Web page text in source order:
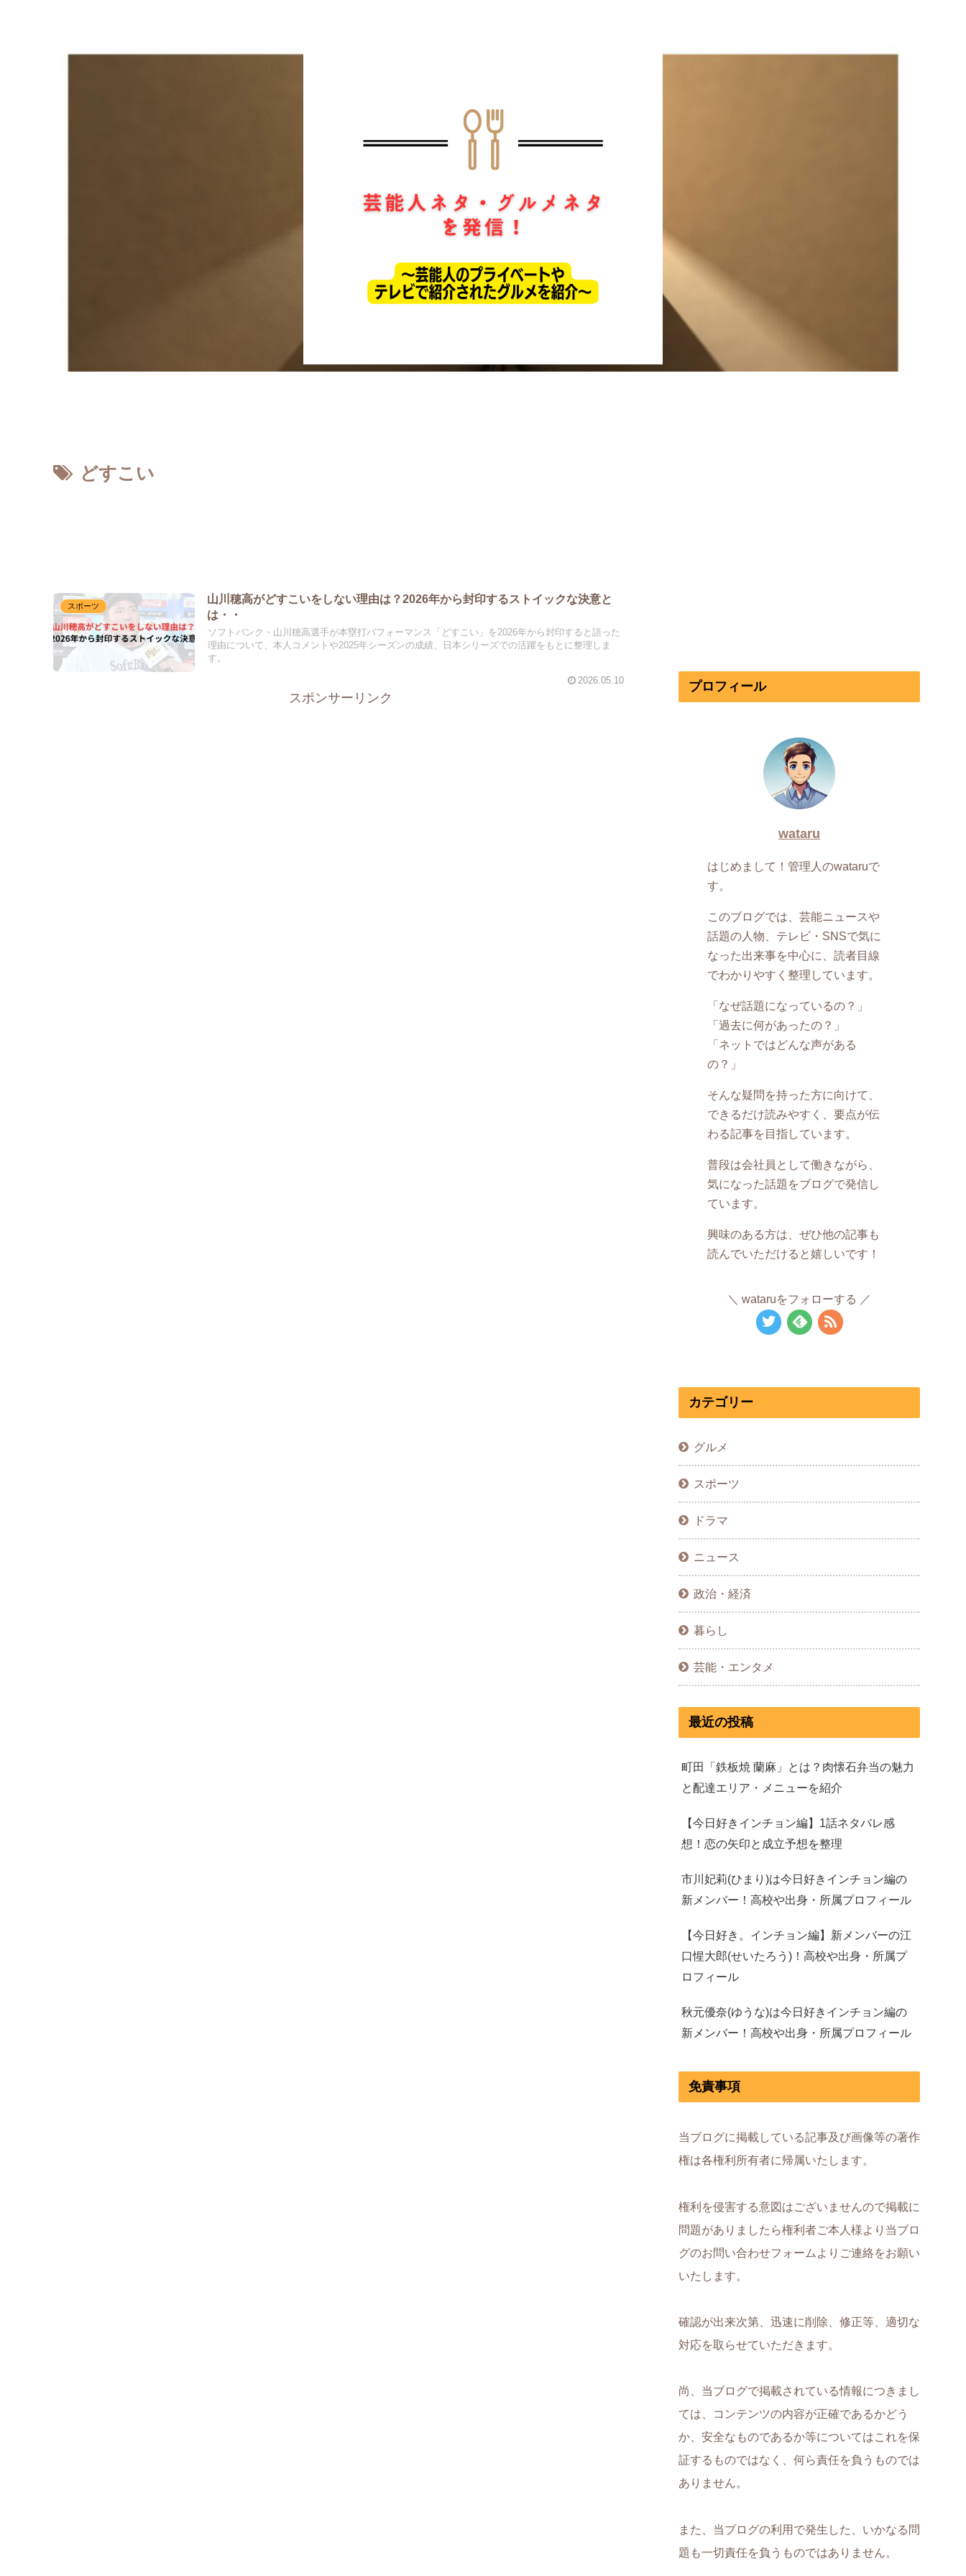
どすこい
スポーツ
山川穂高がどすこいをしない理由は？2026年から封印するストイックな決意と
は・・
ソフトバンク・山川穂高選手が本塁打パフォーマンス「どすこい」を2026年から封印すると語った
理由について、本人コメントや2025年シーズンの成績、日本シリーズでの活躍をもとに整理しま
す。
2026.05.10
スポンサーリンク
プロフィール
wataru
はじめまして！管理人のwataruで
す。
このブログでは、芸能ニュースや
話題の人物、テレビ・SNSで気に
なった出来事を中心に、読者目線
でわかりやすく整理しています。
「なぜ話題になっているの？」
「過去に何があったの？」
「ネットではどんな声がある
の？」
そんな疑問を持った方に向けて、
できるだけ読みやすく、要点が伝
わる記事を目指しています。
普段は会社員として働きながら、
気になった話題をブログで発信し
ています。
興味のある方は、ぜひ他の記事も
読んでいただけると嬉しいです！
wataruをフォローする
カテゴリー
グルメ
スポーツ
ドラマ
ニュース
政治・経済
暮らし
芸能・エンタメ
最近の投稿
町田「鉄板焼 蘭麻」とは？肉懐石弁当の魅力
と配達エリア・メニューを紹介
【今日好きインチョン編】1話ネタバレ感
想！恋の矢印と成立予想を整理
市川妃莉(ひまり)は今日好きインチョン編の
新メンバー！高校や出身・所属プロフィール
【今日好き。インチョン編】新メンバーの江
口惺大郎(せいたろう)！高校や出身・所属プ
ロフィール
秋元優奈(ゆうな)は今日好きインチョン編の
新メンバー！高校や出身・所属プロフィール
免責事項
当ブログに掲載している記事及び画像等の著作
権は各権利所有者に帰属いたします。
権利を侵害する意図はございませんので掲載に
問題がありましたら権利者ご本人様より当ブロ
グのお問い合わせフォームよりご連絡をお願い
いたします。
確認が出来次第、迅速に削除、修正等、適切な
対応を取らせていただきます。
尚、当ブログで掲載されている情報につきまし
ては、コンテンツの内容が正確であるかどう
か、安全なものであるか等についてはこれを保
証するものではなく、何ら責任を負うものでは
ありません。
また、当ブログの利用で発生した、いかなる問
題も一切責任を負うものではありません。